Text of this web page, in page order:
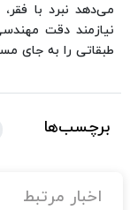
می‌دهد نبرد با
نیازمند دقت
طبقاتی را به جای
برچسب‌ها
اخبار مرتبط